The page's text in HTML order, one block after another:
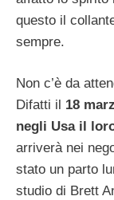
questo il
sempre.
Non c’è da
Difatti il 18
negli Usa il
arriverà nei
stato un parto
studio di Brett